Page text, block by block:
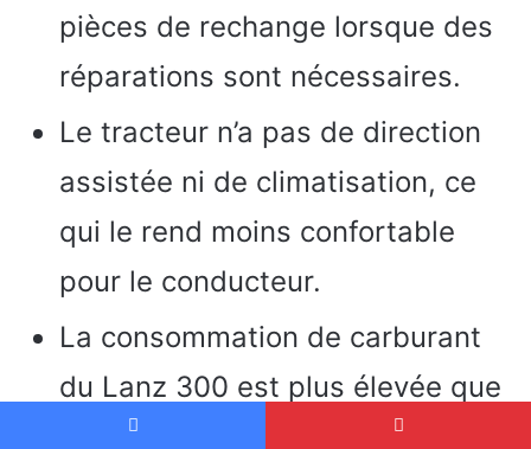
pièces de rechange lorsque des
réparations sont nécessaires.
Le tracteur n’a pas de direction
assistée ni de climatisation, ce
qui le rend moins confortable
pour le conducteur.
La consommation de carburant
du Lanz 300 est plus élevée que
celle des tracteurs plus